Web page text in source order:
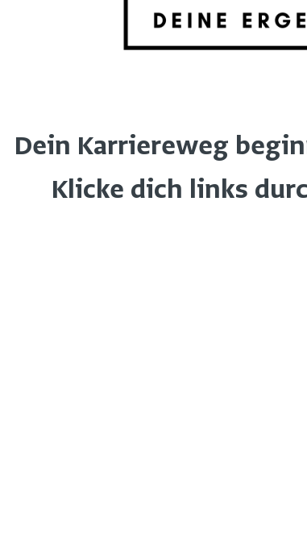
Dein Karriereweg
Klicke dich links